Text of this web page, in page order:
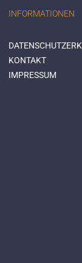
INFORMATIONEN
KONTAKT
IMPRESSUM